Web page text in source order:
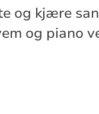
og kjære
og piano